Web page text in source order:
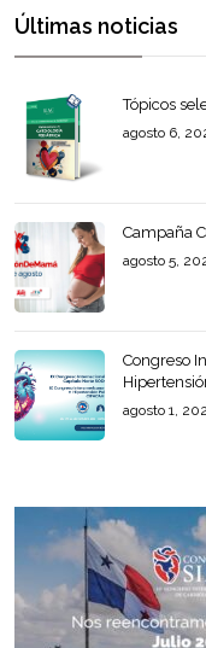
Últimas noticias
Tópicos
agosto 6,
Campaña
agosto 5,
Congreso
agosto 1,